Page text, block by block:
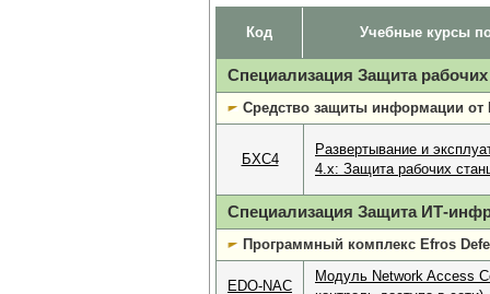
Код Учебные курсы
Специализация Защита
Средство защиты информации от
БХС4
Развертывание и
4.х: Защита рабочих
Специализация Защита ИТ-
Программный комплекс Efros
EDO-NAC
Модуль Network Access